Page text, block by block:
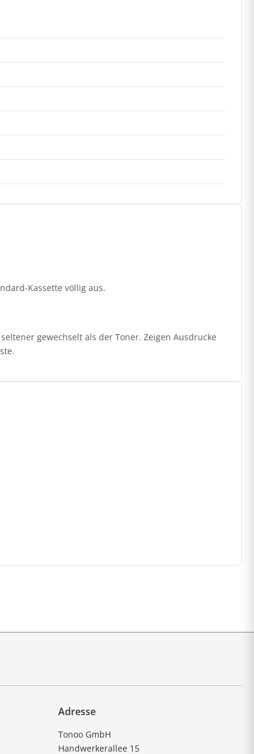
Kassette völlig aus.
gewechselt als der Toner. Zeigen Ausdrucke
Adresse
Tonoo GmbH
Handwerkerallee 15